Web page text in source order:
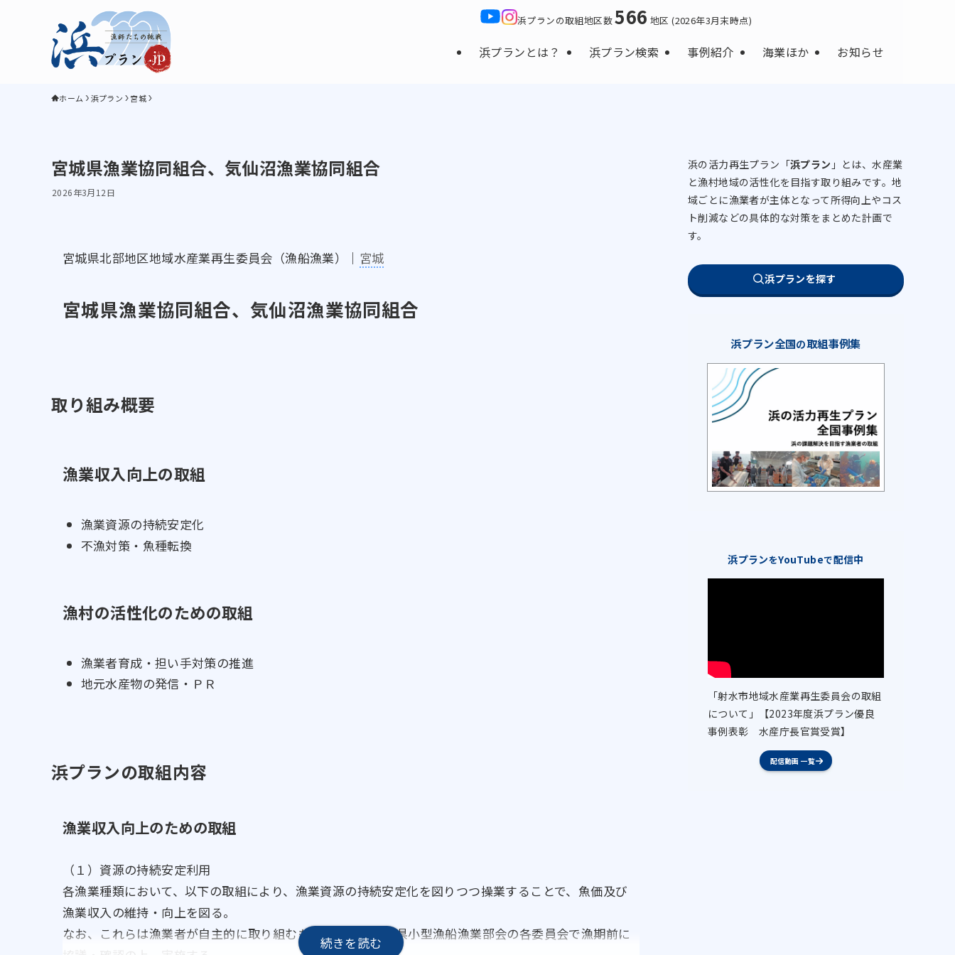
浜プランとは？ 浜プラン検索 事例紹介 海業ほか お知らせ
浜プランの取組地区数566 地区 (2026年3月末時点)
ホーム 浜プラン 宮城
宮城県漁業協同組合、気仙沼漁業協同組合
2026年3月12日
宮城県北部地区地域水産業再生委員会（漁船漁業）｜ 宮城
宮城県漁業協同組合、気仙沼漁業協同組合
取り組み概要
漁業収入向上の取組
漁業資源の持続安定化
不漁対策・魚種転換
漁村の活性化のための取組
漁業者育成・担い手対策の推進
地元水産物の発信・ＰＲ
浜プランの取組内容
漁業収入向上のための取組
（１）資源の持続安定利用
各漁業種類において、以下の取組により、漁業資源の持続安定化を図りつつ操業することで、魚価及び
漁業収入の維持・向上を図る。
なお、これらは漁業者が自主的に取り組むものであり、宮城県小型漁船漁業部会の各委員会で漁期前に
浜の活力再生プラン「浜プラン 」とは、水産業
と漁村地域の活性化を目指す取り組みです。地
域ごとに漁業者が主体となって所得向上やコス
ト削減などの具体的な対策をまとめた計画で
す。
浜プランを探す
浜プラン全国の取組事例集
浜プランをYouTubeで配信中
「射水市地域水産業再生委員会の取組
について」【2023年度浜プラン優良
事例表彰 水産庁長官賞受賞】
配信動画 一覧